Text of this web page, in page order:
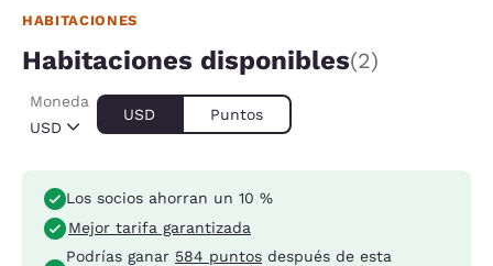
HABITACIONES
Habitaciones disponibles(2)
USD
Moneda
USD Puntos
Los socios ahorran un 10 %
Mejor tarifa garantizada
Podrías ganar 584 puntos después de esta